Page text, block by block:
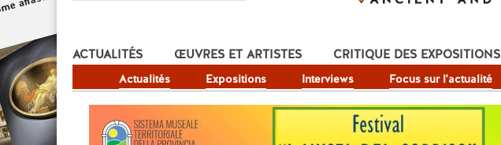
ACTUALITÉS
Actualités Expositions Interviews Focus sur l'actualité
ŒUVRES ET ARTISTES CRITIQUE DES EXPOSITIONS